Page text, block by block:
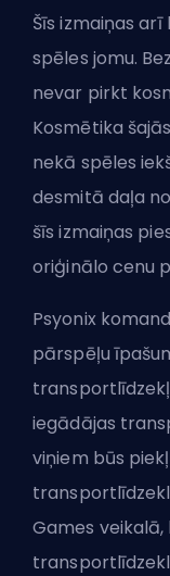
Šīs izmaiņas
spēles jomu.
nevar pirkt
Kosmētika
nekā spēles
desmitā daļa
šīs izmaiņas
oriģinālo cenu
Psyonix
pārspēļu
iegādājas
viņiem būs
Games